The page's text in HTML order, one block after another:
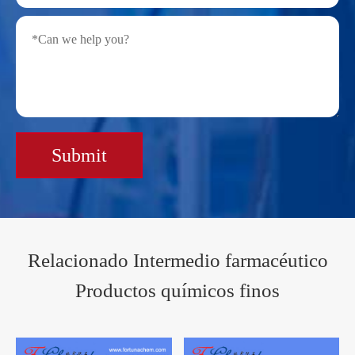
Submit
Relacionado Intermedio farmacéutico
Productos químicos finos